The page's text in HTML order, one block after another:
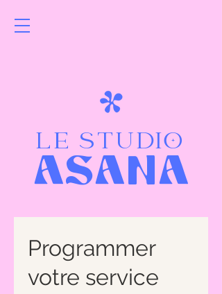
LE STUDIO
ASANA
Programmer
votre service